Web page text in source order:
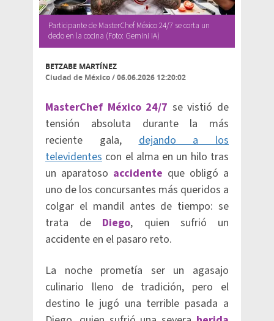
Participante de MasterChef México 24/7 se corta un
dedo en la cocina (Foto: Gemini IA)
BETZABE MARTÍNEZ
Ciudad de México/06.06.2026 12:20:02
MasterChef México 24/7 se vistió de
tensión absoluta durante la más
reciente gala,dejando a los
televidentes con el alma en un hilo tras
un aparatoso accidente que obligó a
uno de los concursantes más queridos a
colgar el mandil antes de tiempo: se
trata de Diego, quien sufrió un
accidente en el pasaro reto.
La noche prometía ser un agasajo
culinario lleno de tradición, pero el
destino le jugó una terrible pasada a